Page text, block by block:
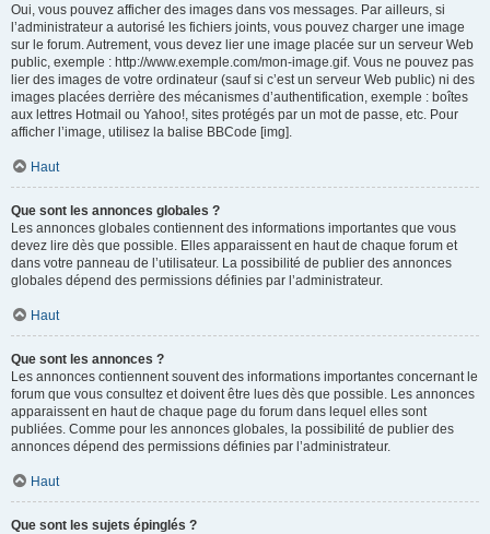
Oui, vous pouvez afficher des images dans vos messages. Par ailleurs, si
l’administrateur a autorisé les fichiers joints, vous pouvez charger une image
sur le forum. Autrement, vous devez lier une image placée sur un serveur Web
public, exemple : http://www.exemple.com/mon-image.gif. Vous ne pouvez pas
lier des images de votre ordinateur (sauf si c’est un serveur Web public) ni des
images placées derrière des mécanismes d’authentification, exemple : boîtes
aux lettres Hotmail ou Yahoo!, sites protégés par un mot de passe, etc. Pour
afficher l’image, utilisez la balise BBCode [img].
Haut
Que sont les annonces globales ?
Les annonces globales contiennent des informations importantes que vous
devez lire dès que possible. Elles apparaissent en haut de chaque forum et
dans votre panneau de l’utilisateur. La possibilité de publier des annonces
globales dépend des permissions définies par l’administrateur.
Haut
Que sont les annonces ?
Les annonces contiennent souvent des informations importantes concernant le
forum que vous consultez et doivent être lues dès que possible. Les annonces
apparaissent en haut de chaque page du forum dans lequel elles sont
publiées. Comme pour les annonces globales, la possibilité de publier des
annonces dépend des permissions définies par l’administrateur.
Haut
Que sont les sujets épinglés ?